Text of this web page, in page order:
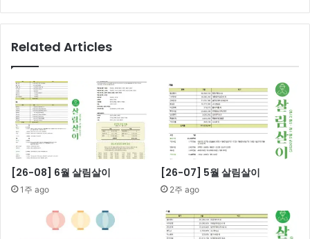
Related Articles
[26-08] 6월 살림살이
1주 ago
[26-07] 5월 살림살이
2주 ago